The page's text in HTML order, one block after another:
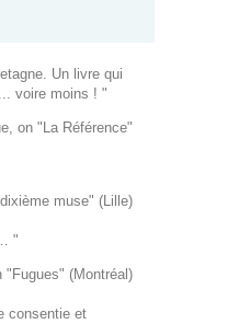
Un livre qui
voire moins ! "
on "La Référence"
muse" (Lille)
"
"Fugues" (Montréal)
consentie et